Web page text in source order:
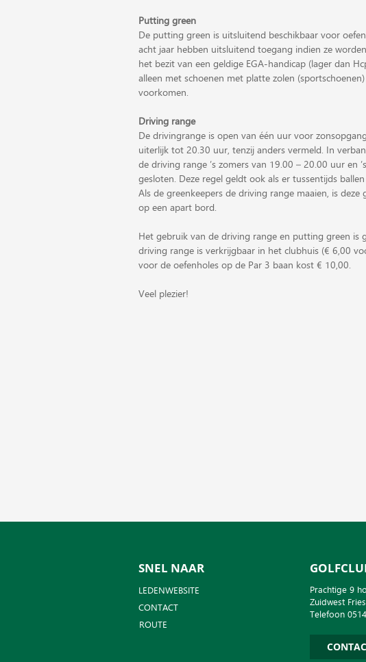
Putting green
De putting green is uitsluitend beschikbaar voor
acht jaar hebben uitsluitend toegang indien ze
het bezit van een geldige EGA-handicap (lager dan
alleen met schoenen met platte zolen
voorkomen.
Driving range
De drivingrange is open van één uur voor
uiterlijk tot 20.30 uur, tenzij anders vermeld. In
de driving range ’s zomers van 19.00 – 20.00 uur en
gesloten. Deze regel geldt ook als er tussentijds
Als de greenkeepers de driving range maaien, is
op een apart bord.
Het gebruik van de driving range en putting green is
driving range is verkrijgbaar in het clubhuis (€ 6,00
voor de oefenholes op de Par 3 baan kost € 10,00.
Veel plezier!
SNEL NAAR
LEDENWEBSITE
CONTACT
ROUTE
Prachtige 9
Zuidwest
Telefoon